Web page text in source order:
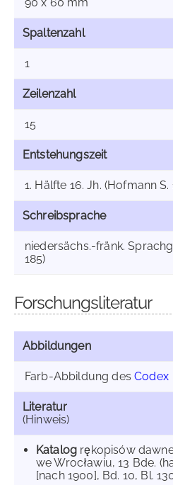
Spaltenzahl
1
Zeilenzahl
15
Entstehungszeit
1. Hälfte 16. Jh. (Hofmann S.
Schreibsprache
niedersächs.-fränk.
185)
Forschungsliteratur
Abbildungen
Farb-Abbildung desCodex
Literatur
(Hinweis)
Katalog rękopisów
we Wrocławiu, 13 Bde.
[nach 1900], Bd. 10, Bl.